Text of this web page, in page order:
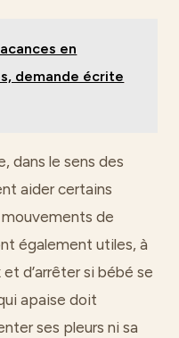
en
demande écrite
dans le sens des
aider certains
mouvements de
également utiles, à
d’arrêter si bébé se
apaise doit
ses pleurs ni sa